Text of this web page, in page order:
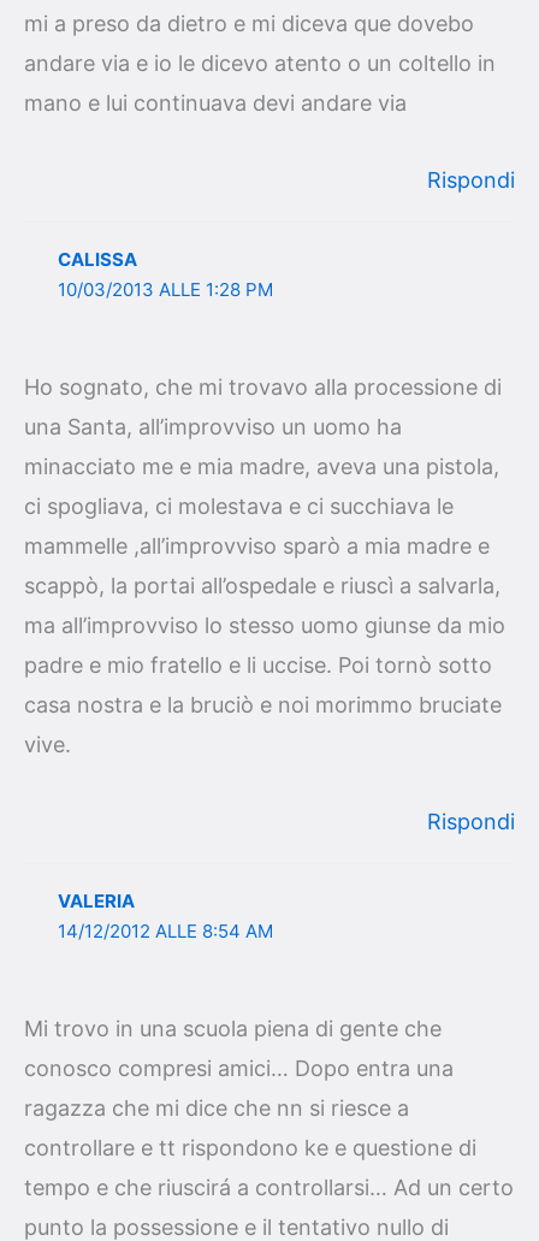
mi a preso da dietro e mi diceva que dovebo
andare via e io le dicevo atento o un coltello in
mano e lui continuava devi andare via
Rispondi
CALISSA
10/03/2013 ALLE 1:28 PM
Ho sognato, che mi trovavo alla processione di
una Santa, all’improvviso un uomo ha
minacciato me e mia madre, aveva una pistola,
ci spogliava, ci molestava e ci succhiava le
mammelle ,all’improvviso sparò a mia madre e
scappò, la portai all’ospedale e riuscì a salvarla,
ma all’improvviso lo stesso uomo giunse da mio
padre e mio fratello e li uccise. Poi tornò sotto
casa nostra e la bruciò e noi morimmo bruciate
vive.
Rispondi
VALERIA
14/12/2012 ALLE 8:54 AM
Mi trovo in una scuola piena di gente che
conosco compresi amici… Dopo entra una
ragazza che mi dice che nn si riesce a
controllare e tt rispondono ke e questione di
tempo e che riuscirá a controllarsi… Ad un certo
punto la possessione e il tentativo nullo di